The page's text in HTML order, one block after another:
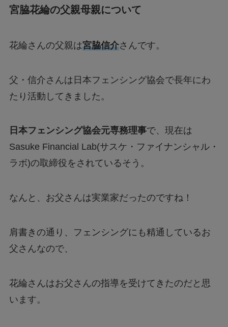
宮脇花綸の父親母親について
花綸さんの父親は宮脇信介さんです。
父・信介さんは日本フェンシング協会で長年にわ
たり活動してきました。
日本フェンシング協会元専務理事で、現在は
Sasuke Financial Lab(サスケ・ファイナンシャル・
ラボ)の取締役をされているそう。
なんと、お父さんは実業家だったのですね！
肩書きの通り、フェンシングにも精通しているお
父さんなので、
花綸さんはお父さんの指導を受けてきたのだと思
います。